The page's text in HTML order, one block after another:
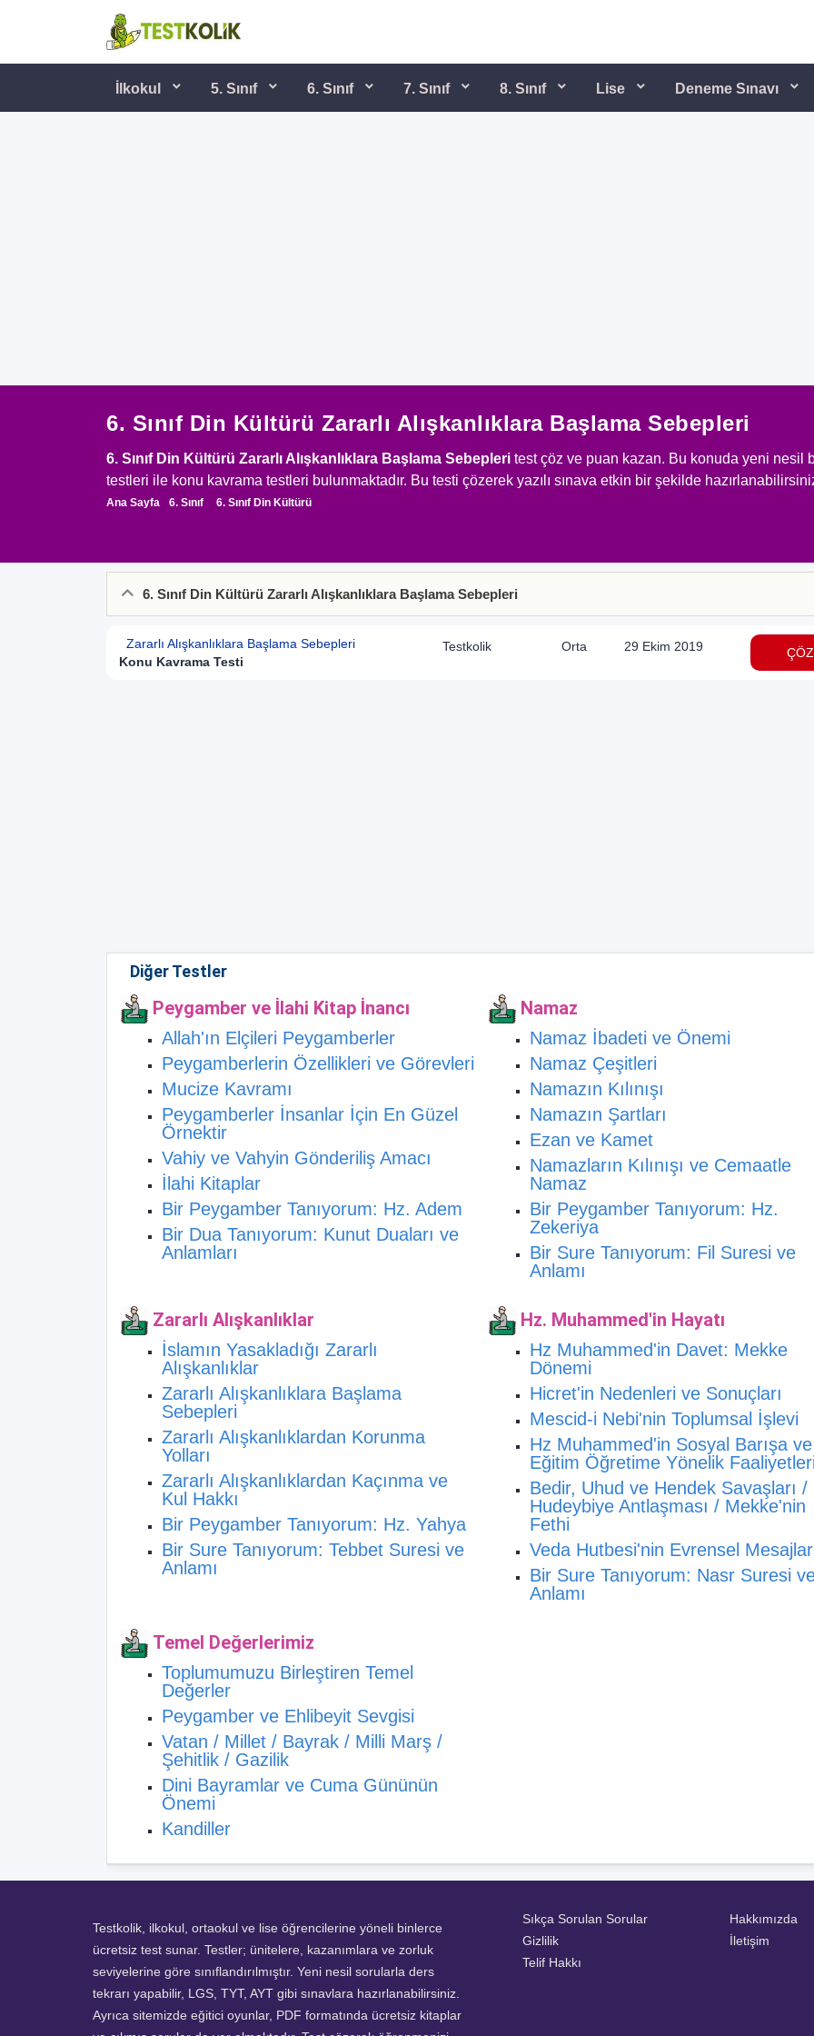
İlkokul 5. Sınıf 6. Sınıf 7. Sınıf 8. Sınıf Lise Deneme Sınavı
6. Sınıf Din Kültürü Zararlı Alışkanlıklara Başlama Sebepleri
6. Sınıf Din Kültürü Zararlı Alışkanlıklara Başlama Sebepleri test çöz ve puan kazan. Bu konuda yeni nesil
testleri ile konu kavrama testleri bulunmaktadır. Bu testi çözerek yazılı sınava etkin bir şekilde
Ana Sayfa 6. Sınıf 6. Sınıf Din Kültürü
6. Sınıf Din Kültürü Zararlı Alışkanlıklara Başlama Sebepleri
Zararlı Alışkanlıklara Başlama Sebepleri
Konu Kavrama Testi
Testkolik Orta 29 Ekim 2019 ÇÖZ
Diğer Testler
Peygamber ve İlahi Kitap İnancı
Allah'ın Elçileri Peygamberler
Peygamberlerin Özellikleri ve Görevleri
Mucize Kavramı
Peygamberler İnsanlar İçin En Güzel
Örnektir
Vahiy ve Vahyin Gönderiliş Amacı
İlahi Kitaplar
Bir Peygamber Tanıyorum: Hz. Adem
Bir Dua Tanıyorum: Kunut Duaları ve
Anlamları
Namaz
Namaz İbadeti ve Önemi
Namaz Çeşitleri
Namazın Kılınışı
Namazın Şartları
Ezan ve Kamet
Namazların Kılınışı ve Cemaatle
Namaz
Bir Peygamber Tanıyorum: Hz.
Zekeriya
Bir Sure Tanıyorum: Fil Suresi ve
Anlamı
Zararlı Alışkanlıklar
İslamın Yasakladığı Zararlı
Alışkanlıklar
Zararlı Alışkanlıklara Başlama
Sebepleri
Zararlı Alışkanlıklardan Korunma
Yolları
Zararlı Alışkanlıklardan Kaçınma ve
Kul Hakkı
Bir Peygamber Tanıyorum: Hz. Yahya
Bir Sure Tanıyorum: Tebbet Suresi ve
Anlamı
Hz. Muhammed'in Hayatı
Hz Muhammed'in Davet: Mekke
Dönemi
Hicret'in Nedenleri ve Sonuçları
Mescid-i Nebi'nin Toplumsal İşlevi
Hz Muhammed'in Sosyal Barışa ve
Eğitim Öğretime Yönelik Faaliyetleri
Bedir, Uhud ve Hendek Savaşları /
Hudeybiye Antlaşması / Mekke'nin
Fethi
Veda Hutbesi'nin Evrensel
Bir Sure Tanıyorum: Nasr Suresi
Anlamı
Temel Değerlerimiz
Toplumumuzu Birleştiren Temel
Değerler
Peygamber ve Ehlibeyit Sevgisi
Vatan / Millet / Bayrak / Milli Marş /
Şehitlik / Gazilik
Dini Bayramlar ve Cuma Gününün
Önemi
Kandiller
Testkolik, ilkokul, ortaokul ve lise öğrencilerine yöneli binlerce
ücretsiz test sunar. Testler; ünitelere, kazanımlara ve zorluk
seviyelerine göre sınıflandırılmıştır. Yeni nesil sorularla ders
tekrarı yapabilir, LGS, TYT, AYT gibi sınavlara hazırlanabilirsiniz.
Ayrıca sitemizde eğitici oyunlar, PDF formatında ücretsiz kitaplar
Sıkça Sorulan Sorular
Gizlilik
Telif Hakkı
Hakkımızda
İletişim